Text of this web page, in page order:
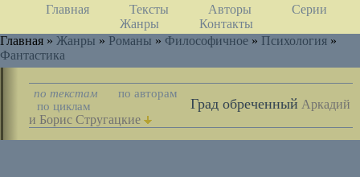
Главная Тексты Авторы
Серии
Жанры
Контакты
Главная » Жанры » Романы » Философичное » Психология »
Фантастика
по текстам
по авторам
по циклам
Град обреченный Аркадий
и Борис Стругацкие